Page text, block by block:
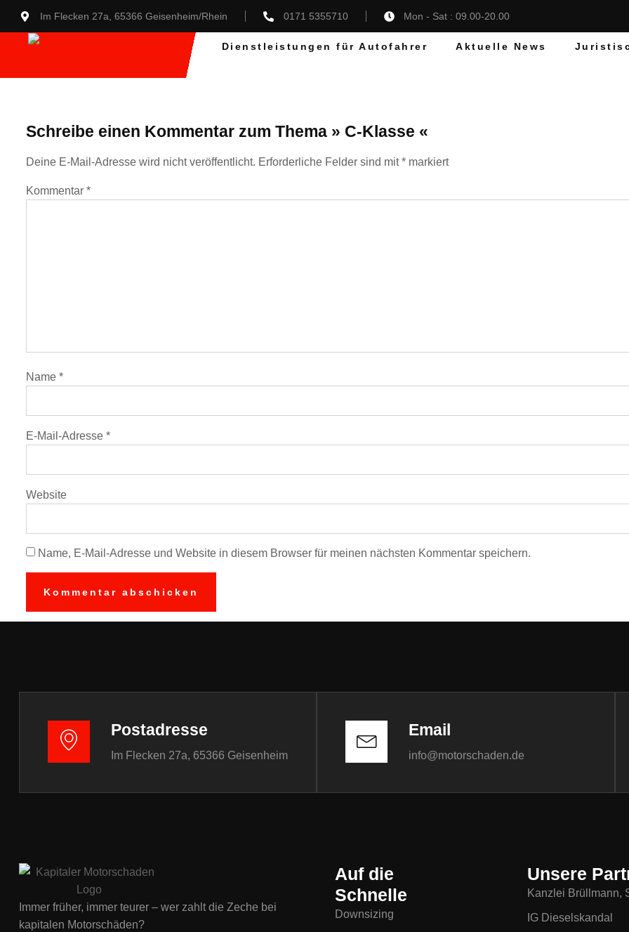
Im Flecken 27a, 65366 Geisenheim/Rhein 0171 5355710 Mon - Sat : 09.00-20.00
Dienstleistungen für Autofahrer Aktuelle News
C-Klasse
Schreibe einen Kommentar zum Thema » C-Klasse «
Deine E-Mail-Adresse wird nicht veröffentlicht. Erforderliche Felder sind mit* markiert
Kommentar *
Name *
E-Mail-Adresse *
Website
Name, E-Mail-Adresse und Website in diesem Browser für meinen nächsten Kommentar speichern.
Postadresse
Im Flecken 27a, 65366 Geisenheim
Email
info@motorschaden.de
Immer früher, immer teurer – wer zahlt die Zeche bei
kapitalen Motorschäden?
Auf die
Schnelle
Downsizing
Unsere
Kanzlei Brüllmann,
IG Dieselskandal